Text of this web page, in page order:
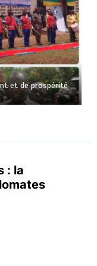
et de prospérité
: la